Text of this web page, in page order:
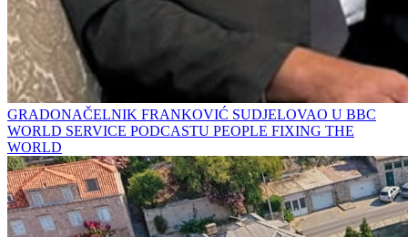
GRADONAČELNIK FRANKOVIĆ SUDJELOVAO U BBC
WORLD SERVICE PODCASTU PEOPLE FIXING THE
WORLD